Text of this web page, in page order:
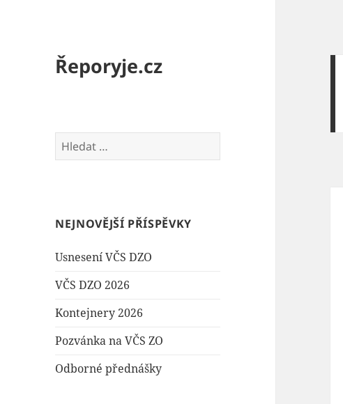
Řeporyje.cz
Vyhledávání
NEJNOVĚJŠÍ PŘÍSPĚVKY
Usnesení VČS DZO
VČS DZO 2026
Kontejnery 2026
Pozvánka na VČS ZO
Odborné přednášky